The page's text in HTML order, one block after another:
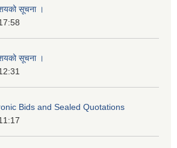
सूचना ।
सूचना ।
Bids and Sealed Quotations